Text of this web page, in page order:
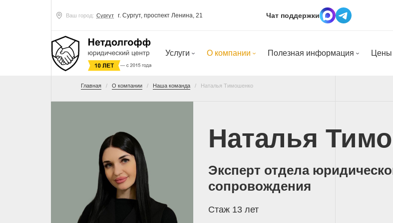
Ваш город: Сургут г. Сургут, проспект Ленина, 21 Чат поддержки
Услуги О компании Полезная информация Цены
Главная О компании Наша команда Наталья Тимошенко
Наталья
Эксперт отдела
сопровождения
Стаж 13 лет